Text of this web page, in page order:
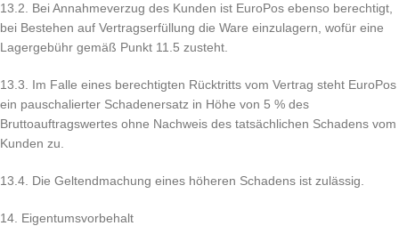
13.2. Bei Annahmeverzug des Kunden ist EuroPos ebenso berechtigt,
bei Bestehen auf Vertragserfüllung die Ware einzulagern, wofür eine
Lagergebühr gemäß Punkt 11.5 zusteht.
13.3. Im Falle eines berechtigten Rücktritts vom Vertrag steht EuroPos
ein pauschalierter Schadenersatz in Höhe von 5 % des
Bruttoauftragswertes ohne Nachweis des tatsächlichen Schadens vom
Kunden zu.
13.4. Die Geltendmachung eines höheren Schadens ist zulässig.
14. Eigentumsvorbehalt